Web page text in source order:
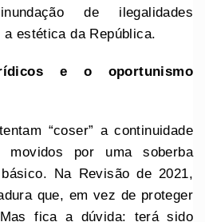
de ilegalidades
estética da República.
e o oportunismo
“coser” a continuidade
por uma soberba
Na Revisão de 2021,
que, em vez de proteger
fica a dúvida: terá sido